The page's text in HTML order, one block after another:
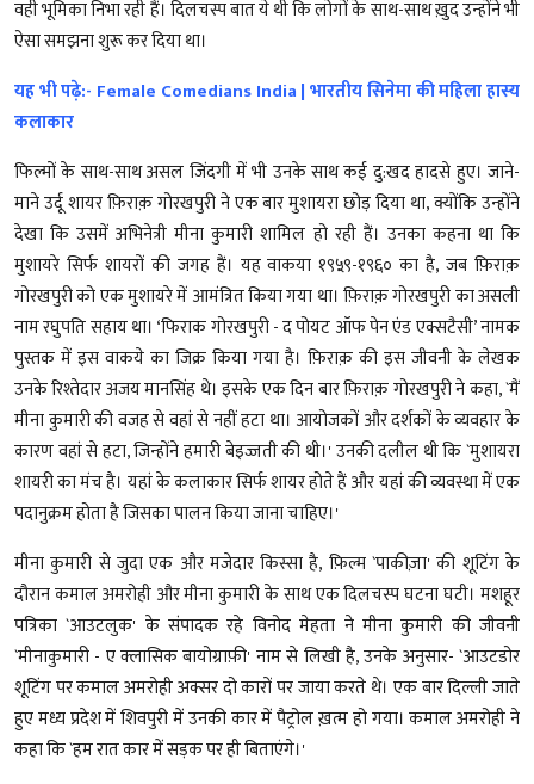
वही भूमिका निभा रही हैं। दिलचस्प बात ये थी कि लोगों के साथ-साथ ख़ुद उन्होंने भी
ऐसा समझना शुरू कर दिया था।
यह भी पढ़े:- Female Comedians India | भारतीय सिनेमा की महिला हास्य
कलाकार
फिल्मों के साथ-साथ असल जिंदगी में भी उनके साथ कई दु:खद हादसे हुए। जाने-
माने उर्दू शायर फ़िराक़ गोरखपुरी ने एक बार मुशायरा छोड़ दिया था, क्योंकि उन्होंने
देखा कि उसमें अभिनेत्री मीना कुमारी शामिल हो रही हैं। उनका कहना था कि
मुशायरे सिर्फ शायरों की जगह हैं। यह वाकया १९५९-१९६० का है, जब फ़िराक़
गोरखपुरी को एक मुशायरे में आमंत्रित किया गया था। फ़िराक़ गोरखपुरी का असली
नाम रघुपति सहाय था। ‘फिराक गोरखपुरी - द पोयट ऑफ पेन एंड एक्सटैसी’ नामक
पुस्तक में इस वाकये का जिक्र किया गया है। फ़िराक़ की इस जीवनी के लेखक
उनके रिश्तेदार अजय मानसिंह थे। इसके एक दिन बार फ़िराक़ गोरखपुरी ने कहा, `मैं
मीना कुमारी की वजह से वहां से नहीं हटा था। आयोजकों और दर्शकों के व्यवहार के
कारण वहां से हटा, जिन्होंने हमारी बेइज्जती की थी।' उनकी दलील थी कि `मुशायरा
शायरी का मंच है। यहां के कलाकार सिर्फ शायर होते हैं और यहां की व्यवस्था में एक
पदानुक्रम होता है जिसका पालन किया जाना चाहिए।'
मीना कुमारी से जुदा एक और मजेदार किस्सा है, फ़िल्म `पाकीज़ा' की शूटिंग के
दौरान कमाल अमरोही और मीना कुमारी के साथ एक दिलचस्प घटना घटी। मशहूर
पत्रिका `आउटलुक' के संपादक रहे विनोद मेहता ने मीना कुमारी की जीवनी
`मीनाकुमारी - ए क्लासिक बायोग्राफ़ी' नाम से लिखी है, उनके अनुसार- `आउटडोर
शूटिंग पर कमाल अमरोही अक्सर दो कारों पर जाया करते थे। एक बार दिल्ली जाते
हुए मध्य प्रदेश में शिवपुरी में उनकी कार में पैट्रोल ख़त्म हो गया। कमाल अमरोही ने
कहा कि `हम रात कार में सड़क पर ही बिताएंगे।'